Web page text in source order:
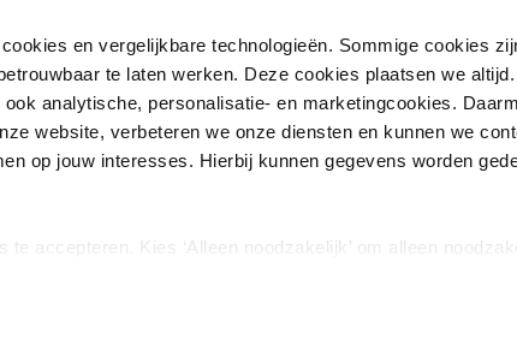
en vergelijkbare technologieën. Sommige cookies
te laten werken. Deze cookies plaatsen we
analytische, personalisatie- en marketingcookies.
website, verbeteren we onze diensten en kunnen we
op jouw interesses. Hierbij kunnen gegevens worden
te accepteren. Kies ‘Alleen noodzakelijk’ om alleen
via onze cookie-instellingen. Meer informatie vind je in